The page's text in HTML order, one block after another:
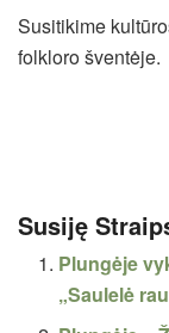
Susitikime
folkloro šventėje.
Susiję
Plungėje
„Saulelė